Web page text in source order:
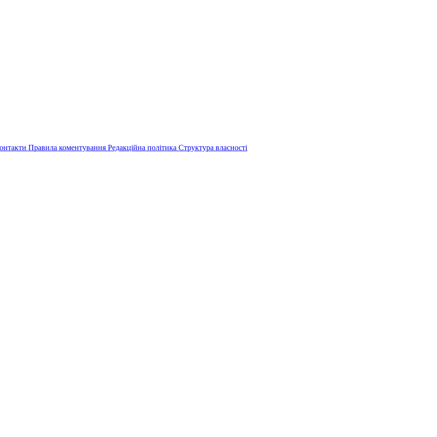
Правила коментування Редакційна політика Структура власності